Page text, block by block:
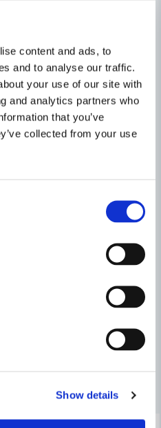
content and ads, to
and to analyse our traffic.
your use of our site with
and analytics partners who
that you’ve
collected from your use
Show details